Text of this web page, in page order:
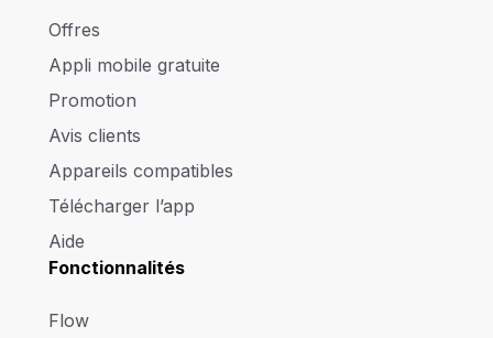
Offres
Appli mobile gratuite
Promotion
Avis clients
Appareils compatibles
Télécharger l’app
Aide
Fonctionnalités
Flow